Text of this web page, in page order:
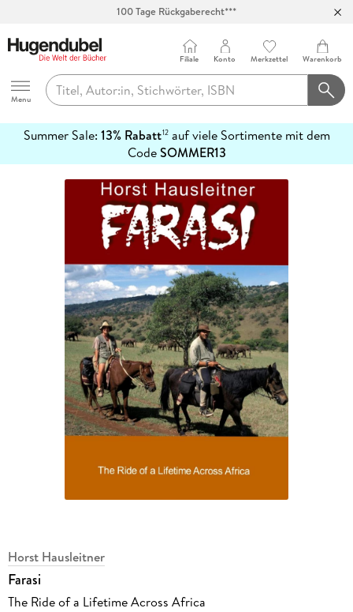
100 Tage Rückgaberecht***
Hugendubel
Menu
Filiale Konto Merkzettel Warenkorb
Summer Sale: 13% Rabatt12auf viele Sortimente mit dem
CodeSOMMER13
erfahren
Horst Hausleitner
Farasi
The Ride of a Lifetime Across Africa